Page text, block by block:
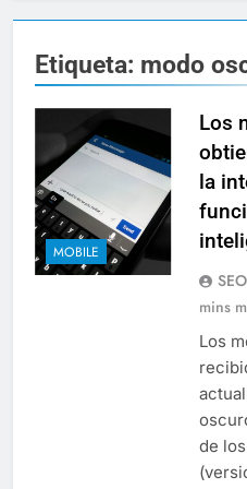
Etiqueta: modo
MOBILE
Los
la
SEO
mins
Los
de